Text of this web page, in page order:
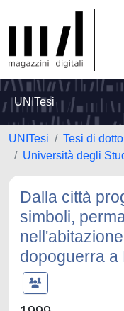
UNITesi
UNITesi
Tesi di
Università degli
Dalla città
simboli,
dopoguerra a